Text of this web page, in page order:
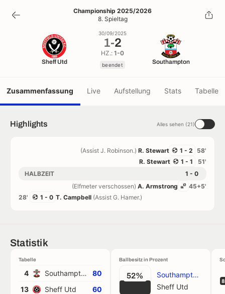
1-2
beendet
Championship 2025/2026
8. Spieltag
Sheff Utd
30/09/2025
1-2
HZ.: 1-0
beendet Southampton
Zusammenfassung Live Aufstellung Stats Tabelle
Highlights Alles sehen (21)
58'
1 - 2
(Assist J. Robinson.) R. Stewart
51'
1 - 1
R. Stewart
HALBZEIT
1 - 0
45+5'
(Elfmeter verschossen) A. Armstrong
28'
1 - 0 T. Campbell (Assist G. Hamer.)
Statistik
Tabelle
4 Southampton
80
13
Sheff Utd 60
Ballbesitz in Prozent
52%
Southampton
Sheff Utd
8